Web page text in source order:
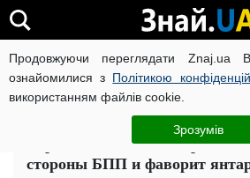
Продовжуючи переглядати Znaj.ua
ознайомилися з Політикою
використанням файлів cookie.
Зрозумів
ВІЙНА РОСІЇ ПРОТИ УКРАЇНИ
Компромат
Борислав Розенблат:
стороны БПП и фаворит